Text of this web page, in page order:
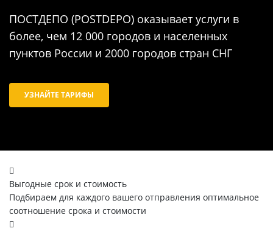
ПОСТДЕПО (POSTDEPO) оказывает услуги в
более, чем 12 000 городов и населенных
пунктов России и 2000 городов стран СНГ
УЗНАЙТЕ ТАРИФЫ
Выгодные срок и стоимость
Подбираем для каждого вашего отправления оптимальное
соотношение срока и стоимости